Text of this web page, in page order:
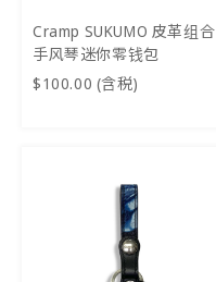
Cramp SUKUMO 皮革组合
手风琴迷你零钱包
$100.00 (含税)